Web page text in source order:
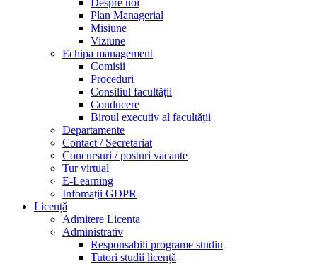
Despre noi
Plan Managerial
Misiune
Viziune
Echipa management
Comisii
Proceduri
Consiliul facultății
Conducere
Biroul executiv al facultății
Departamente
Contact / Secretariat
Concursuri / posturi vacante
Tur virtual
E-Learning
Infomații GDPR
Licență
Admitere Licenta
Administrativ
Responsabili programe studiu
Tutori studii licență